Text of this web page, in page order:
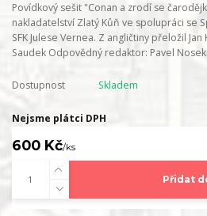
Povídkový sešit "Conan a zrodí se
nakladatelství Zlatý Kůň ve spolupráci se
SFK Julese Vernea. Z angličtiny přeložil
Saudek Odpovědný redaktor: Pavel
Dostupnost Skladem
Nejsme plátci DPH
600 Kč/ks
Přidat